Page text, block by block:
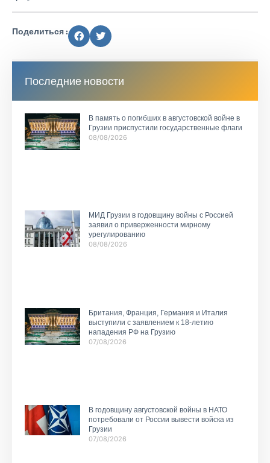
Поделиться :
Последние новости
В память о погибших в августовской войне в
Грузии приспустили государственные флаги
08/08/2026
МИД Грузии в годовщину войны с Россией
заявил о приверженности мирному
урегулированию
08/08/2026
Британия, Франция, Германия и Италия
выступили с заявлением к 18-летию
нападения РФ на Грузию
07/08/2026
В годовщину августовской войны в НАТО
потребовали от России вывести войска из
Грузии
07/08/2026